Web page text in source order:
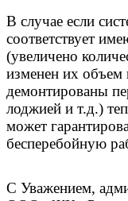
В случае если
соответствует
(увеличено
изменен их объем
демонтированы
лоджией и т.д.)
может
бесперебойную
С Уважением,